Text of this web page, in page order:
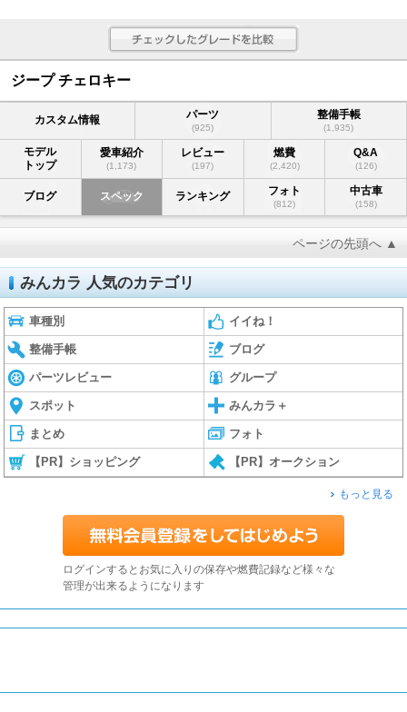
ジープ チェロキー
カスタム情報 パーツ
(925)
整備手帳
(1,935)
モデル
トップ
愛車紹介
(1,173)
レビュー
(197)
燃費
(2,420)
Q&A
(126)
ブログ スペック ランキング フォト
(812)
中古車
(158)
ページの先頭へ ▲
みんカラ 人気のカテゴリ
車種別 イイね！
整備手帳 ブログ
パーツレビュー グループ
スポット みんカラ＋
まとめ フォト
【PR】ショッピング 【PR】オークション
もっと見る
ログインするとお気に入りの保存や燃費記録など様々な
管理が出来るようになります